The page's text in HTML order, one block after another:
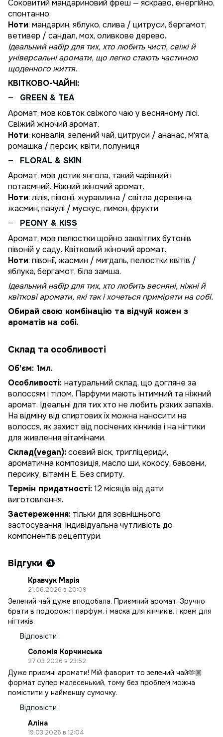
Соковитий мандариновий фреш — яскраво, енергійно,
спонтанно.
Ноти: мандарин, яблуко, слива / цитруси, бергамот,
ветивер / сандал, мох, оливкове дерево.
Ідеальний набір для тих, хто любить чисті, свіжі й
універсальні аромати, що легко стають частиною
щоденного життя.
КВІТКОВО-ЧАЙНІ:
GREEN & TEA
Аромат, мов ковток свіжого чаю у весняному лісі.
Свіжий жіночий аромат.
Ноти: конвалія, зелений чай, цитруси / ананас, м'ята,
ромашка / персик, квіти, полуниця
FLORAL & SKIN
Аромат, мов дотик янгола, такий чарівний і
потаємний. Ніжний жіночий аромат.
Ноти: лілія, півонії, журавлина / світла деревина,
жасмин, пачулі / мускус, лимон, фрукти
PEONY & KISS
Аромат, мов пелюстки щойно заквітлих бутонів
півоній у саду. Квітковий жіночий аромат.
Ноти: півонії, жасмин / мигдаль, пелюстки квітів /
яблука, бергамот, біла замша.
Ідеальний набір для тих, хто любить весняні, ніжні й
квіткові аромати, які так і хочеться приміряти на собі.
Обирай свою комбінацію та відчуй кожен з
ароматів на собі.
Склад та особливості
Об'єм: 1мл.
Особливості: натуральний склад, що догляне за
волоссям і тілом. Парфуми мають інтимний та ніжний
аромат. Ідеальні для тих хто не любить різких запахів.
На відміну від спиртових їх можна наносити на
волосся, як захист від посічених кінчиків і на нігтики
для живлення вітамінами.
Склад(vegan):cоєвий віск, тригліцериди,
ароматична композиція, масло ши, кокосу, бавовни,
персику, вітамін Е. Без спирту.
Термін придатності:12 місяців від дати
виготовлення.
Застереження: тільки для зовнішнього
застосування. Індивідуальна чутливість до
компонентів рецептури.
Відгуки 3
Кравчук Марія
21.06.2026 в 20:09
Зелений чай дуже вподобала. Приємний аромат. Зручно
брати в подорож: і парфум, і маска для кінчиків, і крем для
нігтиків.
Відповісти
Соломія Корчинська
27.03.2026 в 23:52
Дуже приємні аромати! Мій фаворит то зелений чай🫶🏼
формат супер малесенький, тому без проблем можна
помістити у найменшу сумочку.
Відповісти
Аліна
19.03.2026 в 12:04